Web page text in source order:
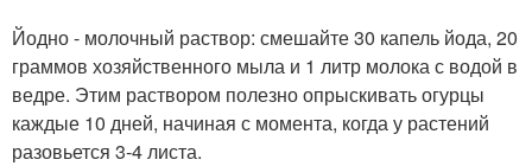
Йодно - молочный раствор: смешайте 30 капель йода, 20
граммов хозяйственного мыла и 1 литр молока с водой в
ведре. Этим раствором полезно опрыскивать огурцы
каждые 10 дней, начиная с момента, когда у растений
разовьется 3-4 листа.